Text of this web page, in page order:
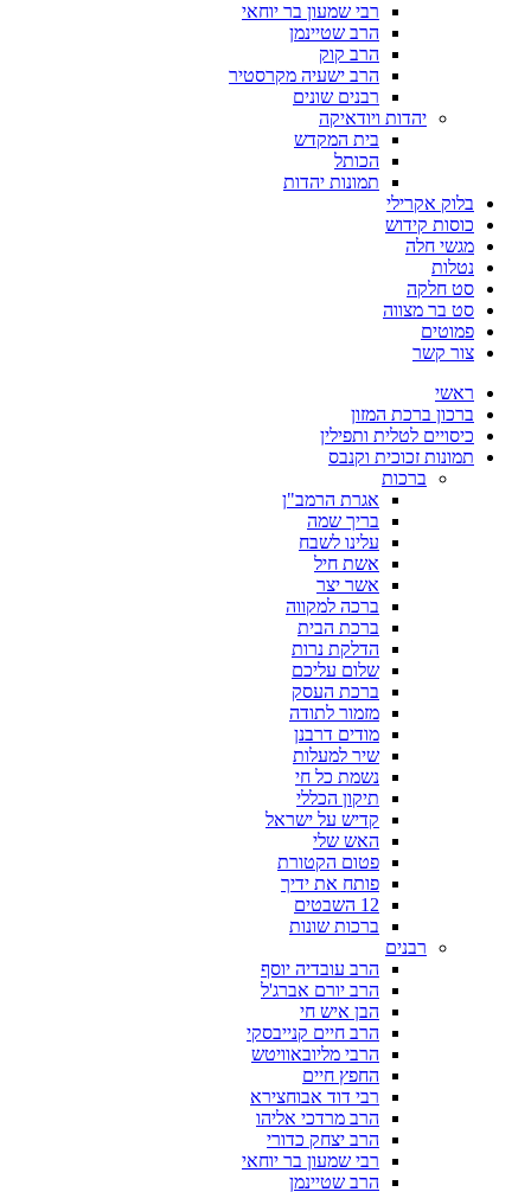
רבי שמעון בר יוחאי
הרב שטיינמן
הרב קוק
הרב ישעיה מקרסטיר
רבנים שונים
יהדות ויודאיקה
בית המקדש
הכותל
תמונות יהדות
בלוק אקרילי
כוסות קידוש
מגשי חלה
נטלות
סט חלקה
סט בר מצווה
פמוטים
צור קשר
ראשי
ברכון ברכת המזון
כיסויים לטלית ותפילין
תמונות זכוכית וקנבס
ברכות
אגרת הרמב"ן
בריך שמה
עלינו לשבח
אשת חיל
אשר יצר
ברכה למקווה
ברכת הבית
הדלקת נרות
שלום עליכם
ברכת העסק
מזמור לתודה
מודים דרבנן
שיר למעלות
נשמת כל חי
תיקון הכללי
קדיש על ישראל
האש שלי
פטום הקטורת
פותח את ידיך
12 השבטים
ברכות שונות
רבנים
הרב עובדיה יוסף
הרב יורם אברג'ל
הבן איש חי
הרב חיים קנייבסקי
הרבי מליובאוויטש
החפץ חיים
רבי דוד אבוחצירא
הרב מרדכי אליהו
הרב יצחק כדורי
רבי שמעון בר יוחאי
הרב שטיינמן